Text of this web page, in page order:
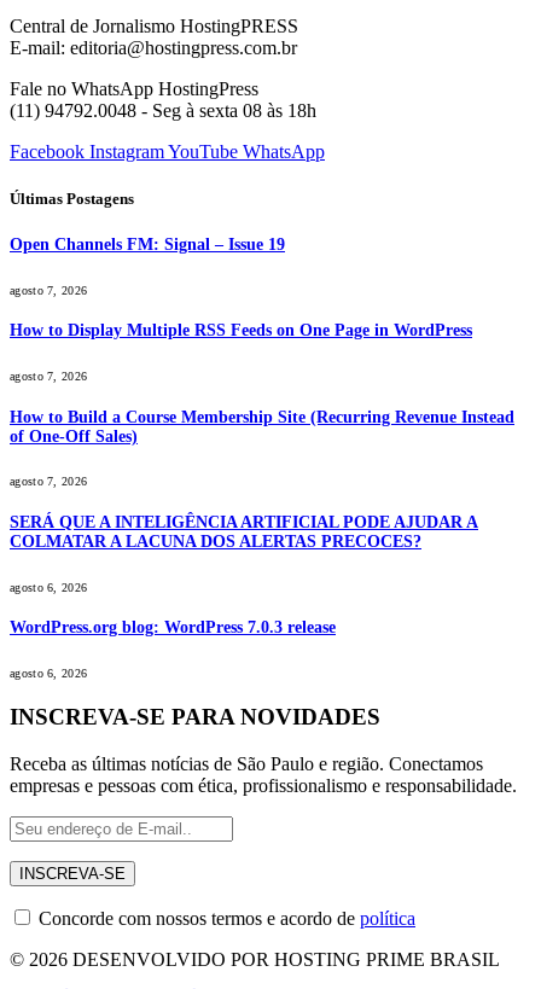
Central de Jornalismo HostingPRESS
E-mail: editoria@hostingpress.com.br
Fale no WhatsApp HostingPress
(11) 94792.0048 - Seg à sexta 08 às 18h
Facebook InstagramYouTube WhatsApp
Últimas Postagens
Open Channels FM: Signal – Issue 19
agosto 7, 2026
How to Display Multiple RSS Feeds on One Page in WordPress
agosto 7, 2026
How to Build a Course Membership Site (Recurring Revenue Instead
of One-Off Sales)
agosto 7, 2026
SERÁ QUE A INTELIGÊNCIA ARTIFICIAL PODE AJUDAR A
COLMATAR A LACUNA DOS ALERTAS PRECOCES?
agosto 6, 2026
WordPress.org blog: WordPress 7.0.3 release
agosto 6, 2026
INSCREVA-SE PARA NOVIDADES
Receba as últimas notícias de São Paulo e região. Conectamos
empresas e pessoas com ética, profissionalismo e responsabilidade.
Concorde com nossos termos e acordo de política
© 2026 DESENVOLVIDO POR HOSTING PRIME BRASIL